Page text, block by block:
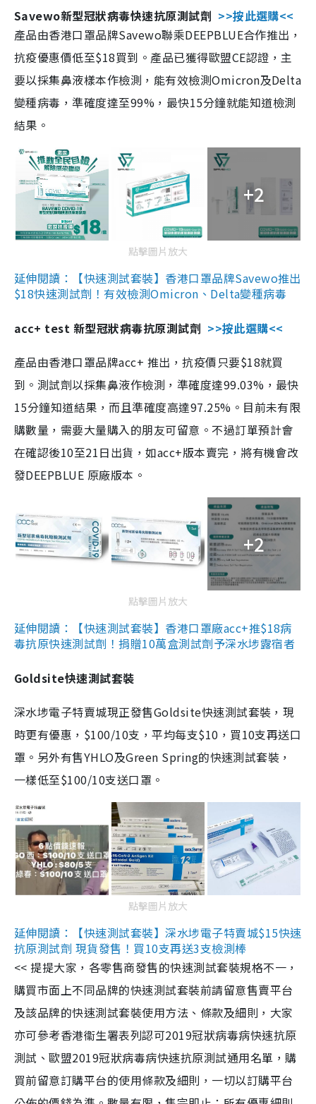
Savewo新型冠狀病毒快速抗原測試劑 >>按此選購<<
產品由香港口罩品牌Savewo聯乘DEEPBLUE合作推出，
抗疫優惠價低至$18買到。產品已獲得歐盟CE認證，主
要以採集鼻液樣本作檢測，能有效檢測Omicron及Delta
變種病毒，準確度達至99%，最快15分鐘就能知道檢測
結果。
+2
點擊圖片放大
延伸閱讀：【快速測試套裝】香港口罩品牌Savewo推出
$18快速測試劑！有效檢測Omicron、Delta變種病毒
acc+ test 新型冠狀病毒抗原測試劑 >>按此選購<<
產品由香港口罩品牌acc+ 推出，抗疫價只要$18就買
到。測試劑以採集鼻液作檢測，準確度達99.03%，最快
15分鐘知道結果，而且準確度高達97.25%。目前未有限
購數量，需要大量購入的朋友可留意。不過訂單預計會
在確認後10至21日出貨，如acc+版本賣完，將有機會改
發DEEPBLUE 原廠版本。
+2
點擊圖片放大
延伸閱讀：【快速測試套裝】香港口罩廠acc+推$18病
毒抗原快速測試劑！捐贈10萬盒測試劑予深水埗露宿者
Goldsite快速測試套裝
深水埗電子特賣城現正發售Goldsite快速測試套裝，現
時更有優惠，$100/10支，平均每支$10，買10支再送口
罩。另外有售YHLO及Green Spring的快速測試套裝，
一樣低至$100/10支送口罩。
點擊圖片放大
延伸閱讀：【快速測試套裝】深水埗電子特賣城$15快速
抗原測試劑 現貨發售！買10支再送3支檢測棒
<< 提提大家，各零售商發售的快速測試套裝規格不一，
購買市面上不同品牌的快速測試套裝前請留意售賣平台
及該品牌的快速測試套裝使用方法、條款及細則，大家
亦可參考香港衞生署表列認可2019冠狀病毒病快速抗原
測試、歐盟2019冠狀病毒病快速抗原測試通用名單，購
買前留意訂購平台的使用條款及細則，一切以訂購平台